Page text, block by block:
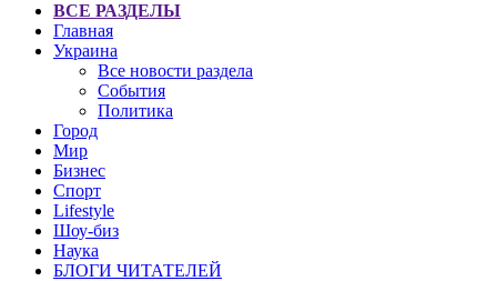
ВСЕ РАЗДЕЛЫ
Главная
Украина
Все новости раздела
События
Политика
Город
Мир
Бизнес
Спорт
Lifestyle
Шоу-биз
Наука
БЛОГИ ЧИТАТЕЛЕЙ